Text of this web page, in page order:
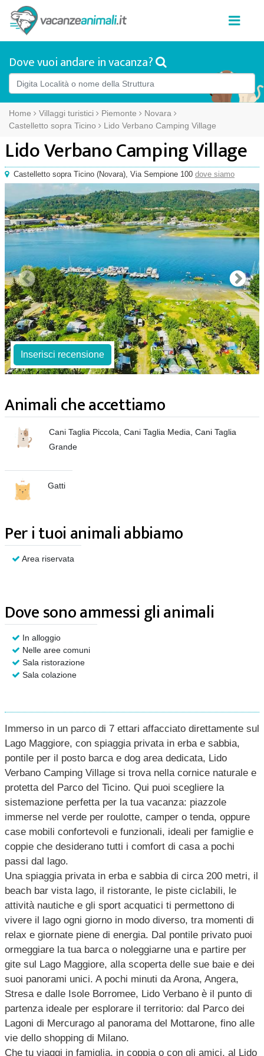
Dove vuoi andare in vacanza?
Home Villaggi turistici Piemonte
Novara
Castelletto sopra Ticino
Lido Verbano Camping Village
Lido Verbano Camping Village
Castelletto sopra Ticino (Novara), Via Sempione 100 dove siamo
Inserisci recensione
Animali che accettiamo
Cani Taglia Piccola, Cani Taglia Media, Cani Taglia
Grande
Gatti
Per i tuoi animali abbiamo
Area riservata
Dove sono ammessi gli animali
In alloggio
Nelle aree comuni
Sala ristorazione
Sala colazione
Immerso in un parco di 7 ettari affacciato direttamente sul
Lago Maggiore, con spiaggia privata in erba e sabbia,
pontile per il posto barca e dog area dedicata, Lido
Verbano Camping Village si trova nella cornice naturale e
protetta del Parco del Ticino. Qui puoi scegliere la
sistemazione perfetta per la tua vacanza: piazzole
immerse nel verde per roulotte, camper o tenda, oppure
case mobili confortevoli e funzionali, ideali per famiglie e
coppie che desiderano tutti i comfort di casa a pochi
passi dal lago.
Una spiaggia privata in erba e sabbia di circa 200 metri, il
beach bar vista lago, il ristorante, le piste ciclabili, le
attività nautiche e gli sport acquatici ti permettono di
vivere il lago ogni giorno in modo diverso, tra momenti di
relax e giornate piene di energia. Dal pontile privato puoi
ormeggiare la tua barca o noleggiarne una e partire per
gite sul Lago Maggiore, alla scoperta delle sue baie e dei
suoi panorami unici. A pochi minuti da Arona, Angera,
Stresa e dalle Isole Borromee, Lido Verbano è il punto di
partenza ideale per esplorare il territorio: dal Parco dei
Lagoni di Mercurago al panorama del Mottarone, fino alle
vie dello shopping di Milano.
Che tu viaggi in famiglia, in coppia o con gli amici, al Lido